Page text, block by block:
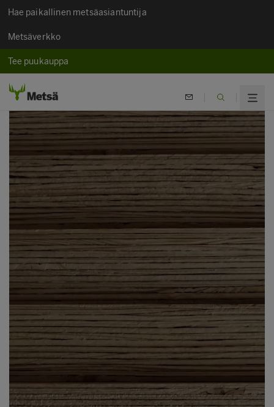
Hae paikallinen metsäasiantuntija
Metsäverkko
Tee puukauppa